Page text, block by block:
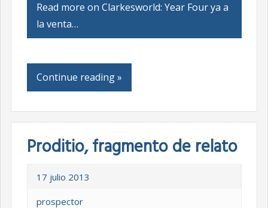
Read more on Clarkesworld: Year Four ya a
la venta…
Continue reading »
Proditio, fragmento de relato
17 julio 2013
prospector